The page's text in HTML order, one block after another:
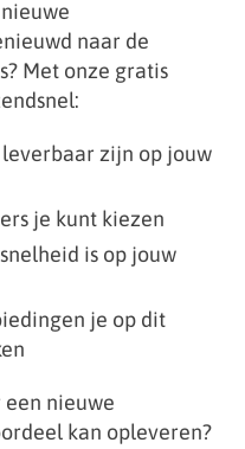
naar de
Met onze gratis
zijn op jouw
je kunt kiezen
is op jouw
je op dit
nieuwe
kan opleveren?